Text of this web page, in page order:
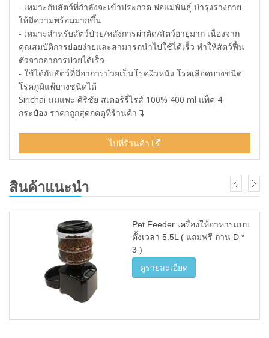
- เหมาะกับสัตว์ที่กำลังจะเข้าประกวด พ่อแม่พันธุ์ บำรุงร่างกาย
ให้มีความพร้อมมากขึ้น
- เหมาะสำหรับสัตว์ป่วย/หลังการผ่าตัด/สัตว์อายุมาก เนื่องจาก
คุณสมบัติการย่อยง่ายและสามารถนำไปใช้ได้เร็ว ทำให้สัตว์ฟื้น
ตัวจากอาการป่วยได้เร็ว
- ใช้ได้กับสัตว์ที่มีอาการป่วยเป็นโรคผิวหนัง โรคเลือดบางชนิด
โรคภูมิแพ้บางชนิดได้
Sirichai นมแพะ ศิริชัย สเตอร์รี่ไรส์ 100% 400 ml แพ็ค 4
กระป๋อง ราคาถูกสุดกดดูที่ร้านค้า
ไปที่ร้านค้า
สินค้าแนะนำ
Pet Feeder เครื่องให้อาหารแบบ
ตั้งเวลา 5.5L ( แถมฟรี ถ่าน D *
3 )
ดูรายละเอียด